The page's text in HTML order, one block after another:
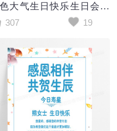
黑色大气生日快乐生日会背景海报设计
307
19